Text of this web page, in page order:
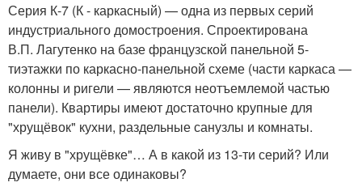
Серия К-7 (К - каркасный) — одна из первых серий
индустриального домостроения. Спроектирована
В.П. Лагутенко на базе французской панельной 5-
тиэтажки по каркасно-панельной схеме (части каркаса —
колонны и ригели — являются неотъемлемой частью
панели). Квартиры имеют достаточно крупные для
"хрущёвок" кухни, раздельные санузлы и комнаты.
Я живу в "хрущёвке"… А в какой из 13-ти серий? Или
думаете, они все одинаковы?